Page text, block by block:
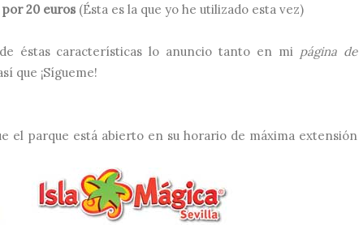
20 euros (Ésta es la que yo he utilizado esta vez)
éstas características lo anuncio tanto en mi página de
que ¡Sígueme!
el parque está abierto en su horario de máxima extensión